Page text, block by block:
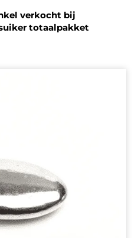
verkocht bij
totaalpakket